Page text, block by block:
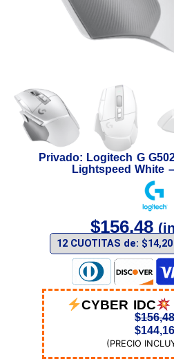
Privado: Logitech G
Lightspeed White
$156,48
CYBER IDC
$156,48
$144,16
(PRECIO